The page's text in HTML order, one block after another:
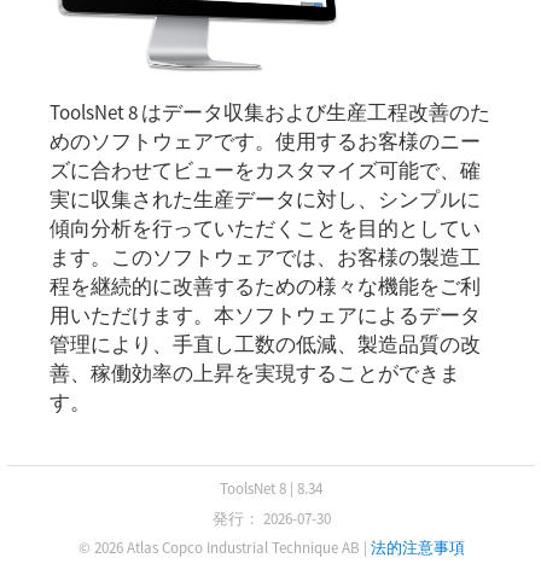
ToolsNet 8 はデータ収集および生産工程改善のた
めのソフトウェアです。使用するお客様のニー
ズに合わせてビューをカスタマイズ可能で、確
実に収集された生産データに対し、シンプルに
傾向分析を行っていただくことを目的としてい
ます。このソフトウェアでは、お客様の製造工
程を継続的に改善するための様々な機能をご利
用いただけます。本ソフトウェアによるデータ
管理により、手直し工数の低減、製造品質の改
善、稼働効率の上昇を実現することができま
す。
ToolsNet 8 8.34
発行： 2026-07-30
© 2026 Atlas Copco Industrial Technique AB 法的注意事項